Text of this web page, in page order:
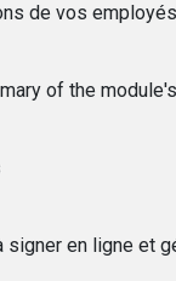
de vos employés
of the
signer en ligne et